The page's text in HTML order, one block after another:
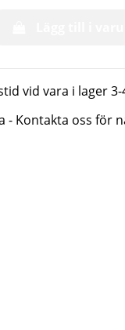
vid vara i lager
- Kontakta oss för